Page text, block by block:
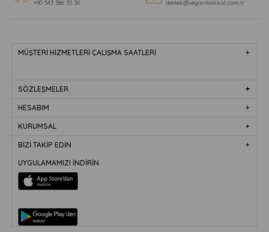
+90 543 386 35 36 destek@veganbakkal.com.tr
MÜŞTERİ HİZMETLERİ ÇALIŞMA SAATLERİ
SÖZLEŞMELER
HESABIM
KURUMSAL
BİZİ TAKİP EDİN
UYGULAMAMIZI İNDİRİN